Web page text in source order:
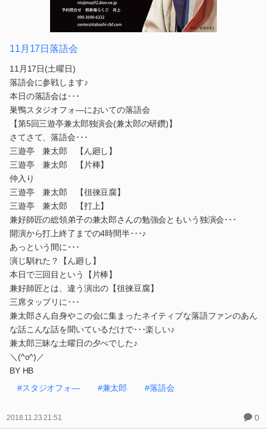
11月17日落語会
11月17日(土曜日)
落語会に参戦します♪
本日の落語会は･･･
巣鴨スタジオフォ―においての落語会
【第5回三遊亭兼太郎独演会(兼太郎の研鑽)】
さてさて、落語会･･･
三遊亭 兼太郎 【ん廻し】
三遊亭 兼太郎 【片棒】
仲入り
三遊亭 兼太郎 【徂徠豆腐】
三遊亭 兼太郎 【打上】
兼好師匠の総領弟子の兼太郎さんの勉強会ともいう独演会･･･
開演から打上終了までの4時間半･･･♪
あっという間に･･･
演じ馴れた？【ん廻し】
本日で三回目という【片棒】
兼好師匠とは、違う演出の【徂徠豆腐】
三席タップリに･･･
兼太郎さん自身やこの会に集まったネイティブな落語ファンのあん
な話こんな話を聞いているだけで･･･楽しい♪
兼太郎三昧な土曜日の夕べでした♪
＼(^o^)／
BY HB
#スタジオフォ―
#兼太郎 #落語会
2018.11.23 21:51 0